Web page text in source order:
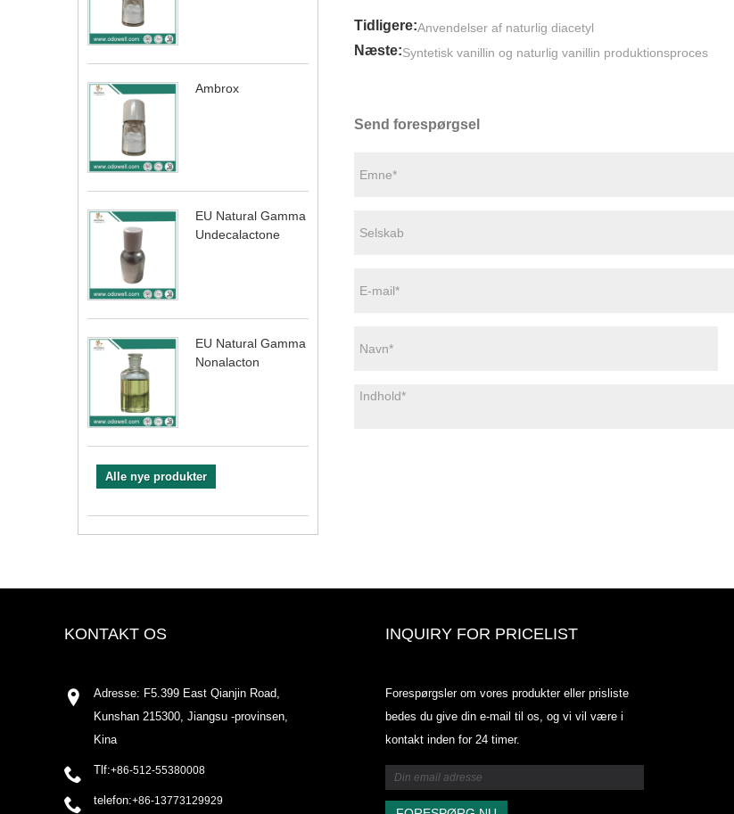
Ambrox
EU Natural Gamma
Undecalactone
EU Natural Gamma
Nonalacton
Alle nye produkter
Tidligere:Anvendelser af naturlig diacetyl
Næste:Syntetisk vanillin og naturlig vanillin produktionsproces
Send forespørgsel
KONTAKT OS
Adresse: F5.399 East Qianjin Road,
Kunshan 215300, Jiangsu -provinsen,
Kina
Tlf:+86-512-55380008
telefon:+86-13773129929
INQUIRY FOR PRICELIST
Forespørgsler om vores produkter eller prisliste
bedes du give din e-mail til os, og vi vil være i
kontakt inden for 24 timer.
2025.07.25